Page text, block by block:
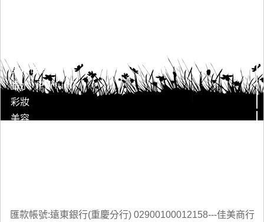
男仕保養
香水（Parfum）
彩妝
美容
匯款帳號:遠東銀行(重慶分行) 02900100012158---佳美商行